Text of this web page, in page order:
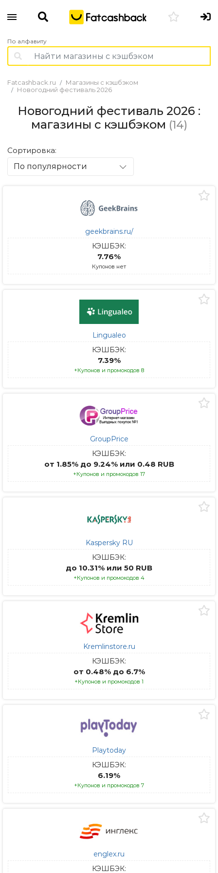
По алфавиту
Fatcashback.ru
Магазины с кэшбэком
Новогодний фестиваль 2026
Новогодний фестиваль 2026 :
магазины с кэшбэком (14)
Сортировка:
По популярности
geekbrains.ru/
КЭШБЭК:
7.76%
Купонов нет
Lingualeo
КЭШБЭК:
7.39%
+Купонов и промокодов 8
GroupPrice
КЭШБЭК:
от 1.85% до 9.24% или 0.48 RUB
+Купонов и промокодов 17
Kaspersky RU
КЭШБЭК:
до 10.31% или 50 RUB
+Купонов и промокодов 4
Kremlinstore.ru
КЭШБЭК:
от 0.48% до 6.7%
+Купонов и промокодов 1
Playtoday
КЭШБЭК:
6.19%
+Купонов и промокодов 7
englex.ru
КЭШБЭК: